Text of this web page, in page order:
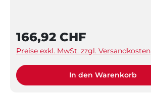
166,92 CHF
Preise exkl. MwSt. zzgl. Versandkosten
In den Warenkorb